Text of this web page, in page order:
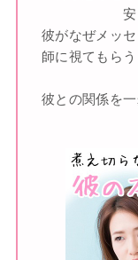
彼がなぜメッ
師に視てもら
彼との関係を